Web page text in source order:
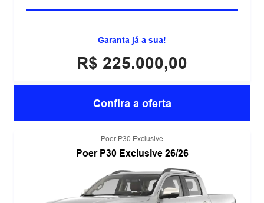
MOTOR 2.4 TURBO
Garanta já a sua!
R$ 225.000,00
Confira a oferta
Poer P30 Exclusive
Poer P30 Exclusive 26/26